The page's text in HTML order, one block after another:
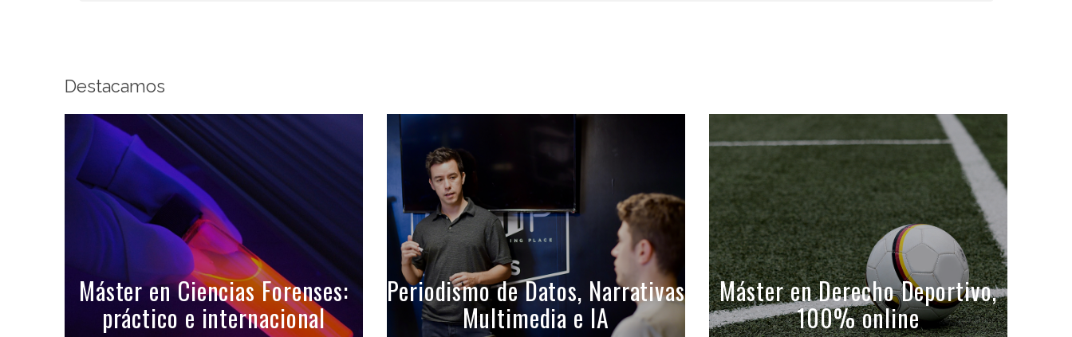
Destacamos
Máster en Ciencias Forenses:
práctico e internacional
Periodismo de Datos, Narrativas
Multimedia e IA
Máster en Derecho Deportivo,
100% online